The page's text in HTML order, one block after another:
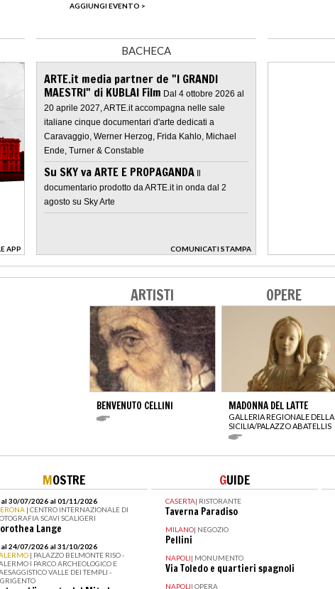
AGGIUNGI EVENTO >
APP
BACHECA
ARTE.it media partner de "I GRANDI
MAESTRI" di KUBLAI Film Dal 4 ottobre 2026 al
20 aprile 2027, ARTE.it accompagna nelle sale
italiane cinque documentari d'arte dedicati a
Caravaggio, Werner Herzog, Frida Kahlo, Michael
Ende, Turner & Constable
Su SKY va ARTE E PROPAGANDA Il
documentario prodotto da ARTE.it in onda dal 2
agosto su Sky Arte
COMUNICATI STAMPA
>
ARTISTI
BENVENUTO CELLINI
OPERE
MADONNA DEL LATTE
GALLERIA REGIONALE DELLA
SICILIA/PALAZZO ABATELLIS
MOSTRE
30/07/2026 al 01/11/2026
| CENTRO INTERNAZIONALE DI
SCAVI SCALIGERI
Lange
24/07/2026 al 31/10/2026
| PALAZZO BELMONTE RISO -
I PARCO ARCHEOLOGICO E
VALLE DEI TEMPLI -
GUIDE
CASERTA| RISTORANTE
Taverna Paradiso
MILANO| NEGOZIO
Pellini
NAPOLI| MONUMENTO
Via Toledo e quartieri spagnoli
NAPOLI| OPERA